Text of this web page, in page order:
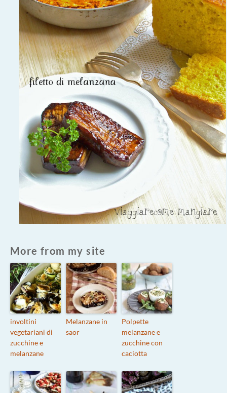
More from my site
involtini
vegetariani di
zucchine e
melanzane
Melanzane in
saor
Polpette
melanzane e
zucchine con
caciotta